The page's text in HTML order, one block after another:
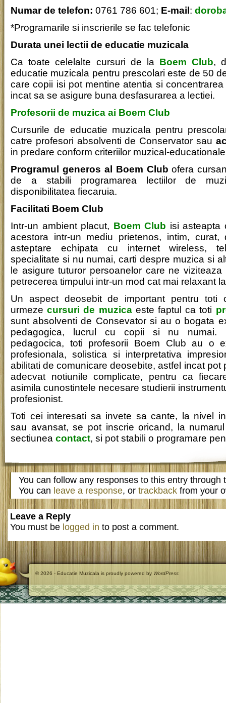
Numar de telefon: 0761 786 601; E-mail :
*Programarile si inscrierile se fac telefonic
Durata unei lectii de educatie muzicala
Ca toate celelalte cursuri de la Boem Club,
educatie muzicala pentru prescolari este de 50
care copii isi pot mentine atentia si
incat sa se asigure buna desfasurarea a lectiei.
Profesorii de muzica ai Boem Club
Cursurile de educatie muzicala pentru
catre profesori absolventi de Conservator sau
in predare conform criteriilor muzical-
Programul generos al Boem Club ofera
de a stabili programarea lectiilor de
disponibilitatea fiecaruia.
Facilitati Boem Club
Intr-un ambient placut, Boem Club isi asteapta
acestora intr-un mediu prietenos, intim,
asteptare echipata cu internet wireless,
specialitate si nu numai, carti despre muzica si
le asigure tuturor persoanelor care ne
petrecerea timpului intr-un mod cat mai relaxant
Un aspect deosebit de important pentru toti
urmezecursuri de muzicaeste faptul ca toti
sunt absolventi de Consevator si au o bogata
pedagogica, lucrul cu copii si nu numai.
pedagocica, toti profesorii Boem Club au o
profesionala, solistica si interpretativa
abilitati de comunicare deosebite, astfel incat pot
adecvat notiunile complicate, pentru ca
asimila cunostintele necesare studierii
profesionist.
Toti cei interesati sa invete sa cante, la nivel
sau avansat, se pot inscrie oricand, la
sectiunea contact, si pot stabili o programare
You can follow any responses to this entry through
You can leave a response, or trackback from your
Leave a Reply
You must be logged in to post a comment.
© 2026 - Educatie Muzicala is proudly powered by WordPress